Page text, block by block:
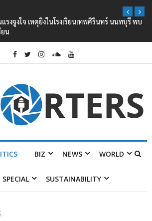
รงจูงใจ เหตุยิงในโรงเรียนเทพศิรินทร์ นนทบุรี พบ
ยน
BIZ NEWS WORLD
SPECIAL SUSTAINABILITY